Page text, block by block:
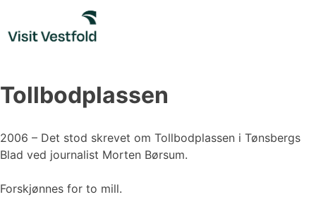
content
Tollbodplassen
2006 – Det stod skrevet om Tollbodplassen i Tønsbergs
Blad ved journalist Morten Børsum.
Forskjønnes for to mill.